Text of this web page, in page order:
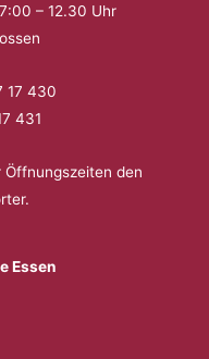
– 12.30 Uhr
17 430
431
den
Essen